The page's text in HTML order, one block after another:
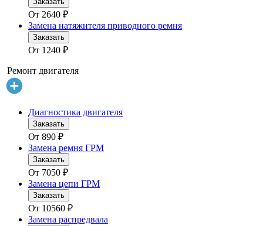
От 2640 ₽
Замена натяжителя приводного ремня
Заказать
От 1240 ₽
Ремонт двигателя
Диагностика двигателя
Заказать
От 890 ₽
Замена ремня ГРМ
Заказать
От 7050 ₽
Замена цепи ГРМ
Заказать
От 10560 ₽
Замена распредвала